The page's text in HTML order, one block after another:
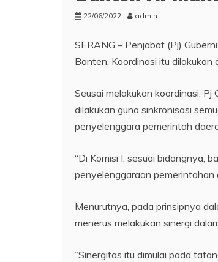
22/06/2022 admin
SERANG – Penjabat (Pj)
Banten. Koordinasi itu
Seusai melakukan koordinasi,
dilakukan guna sinkronisasi
penyelenggara pemerintah
“Di Komisi I, sesuai bidangnya,
penyelenggaraan pemerintahan
Menurutnya, pada prinsipnya
menerus melakukan sinergi
“Sinergitas itu dimulai pada